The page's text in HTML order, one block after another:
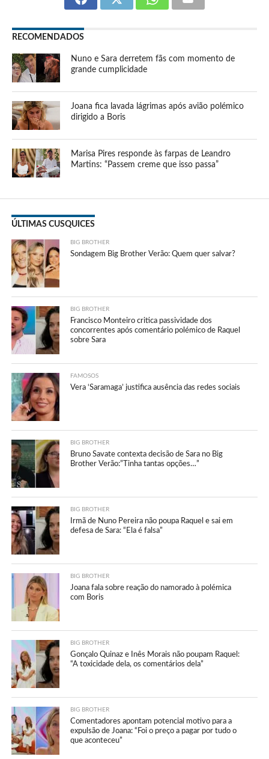
RECOMENDADOS
Nuno e Sara derretem fãs com momento de
grande cumplicidade
Joana fica lavada lágrimas após avião polémico
dirigido a Boris
Marisa Pires responde às farpas de Leandro
Martins: “Passem creme que isso passa”
ÚLTIMAS CUSQUICES
BIG BROTHER
Sondagem Big Brother Verão: Quem quer salvar?
BIG BROTHER
Francisco Monteiro critica passividade dos
concorrentes após comentário polémico de Raquel
sobre Sara
FAMOSOS
Vera ‘Saramaga’ justifica ausência das redes sociais
BIG BROTHER
Bruno Savate contexta decisão de Sara no Big
Brother Verão:”Tinha tantas opções…”
BIG BROTHER
Irmã de Nuno Pereira não poupa Raquel e sai em
defesa de Sara: “Ela é falsa”
BIG BROTHER
Joana fala sobre reação do namorado à polémica
com Boris
BIG BROTHER
Gonçalo Quinaz e Inês Morais não poupam Raquel:
“A toxicidade dela, os comentários dela”
BIG BROTHER
Comentadores apontam potencial motivo para a
expulsão de Joana: “Foi o preço a pagar por tudo o
que aconteceu”